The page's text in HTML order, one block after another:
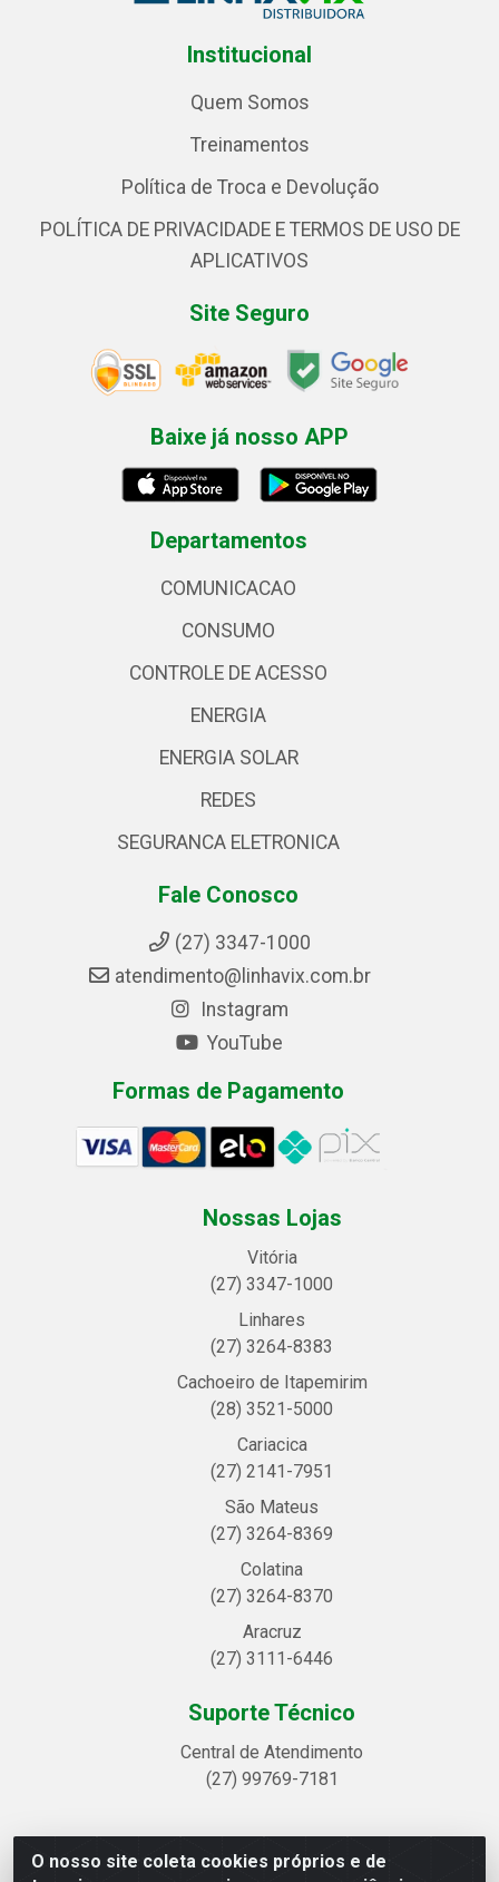
O nosso site coleta cookies próprios e de
Institucional
Quem Somos
Treinamentos
Política de Troca e Devolução
POLÍTICA DE PRIVACIDADE E TERMOS DE USO DE
APLICATIVOS
Site Seguro
Baixe já nosso APP
Departamentos
COMUNICACAO
CONSUMO
CONTROLE DE ACESSO
ENERGIA
ENERGIA SOLAR
REDES
SEGURANCA ELETRONICA
Fale Conosco
(27) 3347-1000
atendimento@linhavix.com.br
Instagram
YouTube
Formas de Pagamento
Nossas Lojas
Vitória
(27) 3347-1000
Linhares
(27) 3264-8383
Cachoeiro de Itapemirim
(28) 3521-5000
Cariacica
(27) 2141-7951
São Mateus
(27) 3264-8369
Colatina
(27) 3264-8370
Aracruz
(27) 3111-6446
Suporte Técnico
Central de Atendimento
(27) 99769-7181
Linhavix Distribuidora LTDA - Avenida Alegre, 2521 -